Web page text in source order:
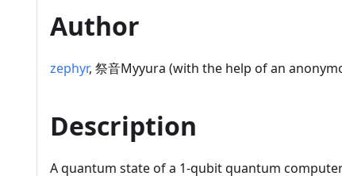
Author
zephyr, 祭音Myyura (with the help of an
Description
A quantum state of a 1-qubit quantum